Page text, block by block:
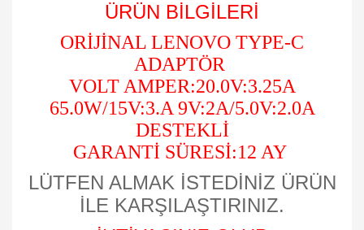
ÜRÜN BİLGİLERİ
ORİJİNAL LENOVO TYPE-C
ADAPTÖR
VOLT AMPER:20.0V:3.25A
65.0W/15V:3.A 9V:2A/5.0V:2.0A
DESTEKLİ
GARANTİ SÜRESİ:12 AY
LÜTFEN ALMAK İSTEDİNİZ ÜRÜN
İLE KARŞILAŞTIRINIZ.